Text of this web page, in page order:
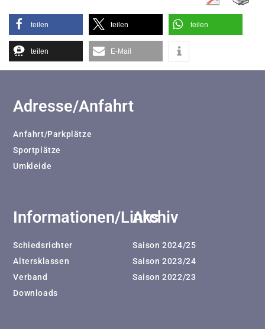
teilen teilen teilen
teilen E-Mail
Adresse/Anfahrt
Anfahrt/Parkplätze
Sportplätze
Umkleide
Informationen/Links
Schiedsrichter
Altersklassen
Verband
Downloads
Archiv
Saison 2024/25
Saison 2023/24
Saison 2022/23